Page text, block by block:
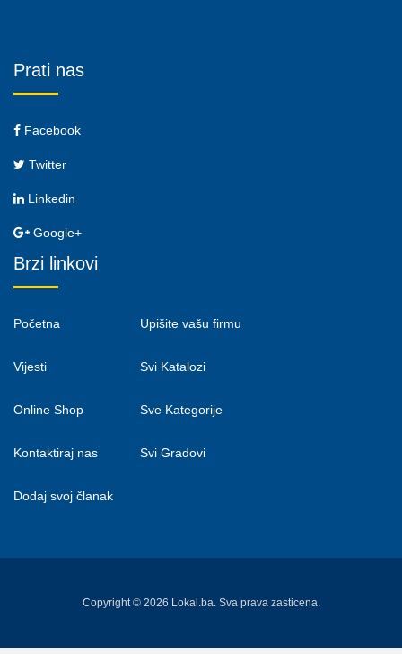
Prati nas
Facebook
Twitter
Linkedin
Google+
Brzi linkovi
Početna
Vijesti
Online Shop
Kontaktiraj nas
Dodaj svoj članak
Upišite vašu firmu
Svi Katalozi
Sve Kategorije
Svi Gradovi
Copyright © 2026 Lokal.ba. Sva prava zasticena.